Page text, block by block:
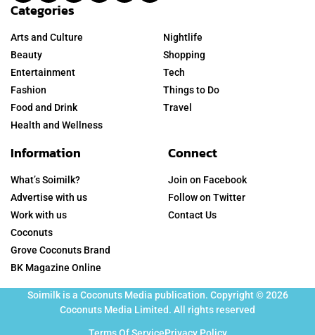
Categories
Arts and Culture
Beauty
Entertainment
Fashion
Food and Drink
Health and Wellness
Nightlife
Shopping
Tech
Things to Do
Travel
Information
What’s Soimilk?
Advertise with us
Work with us
Coconuts
Grove Coconuts Brand
BK Magazine Online
Connect
Join on Facebook
Follow on Twitter
Contact Us
Soimilk is a Coconuts Media publication. Copyright © 2026
Coconuts Media Limited. All rights reserved